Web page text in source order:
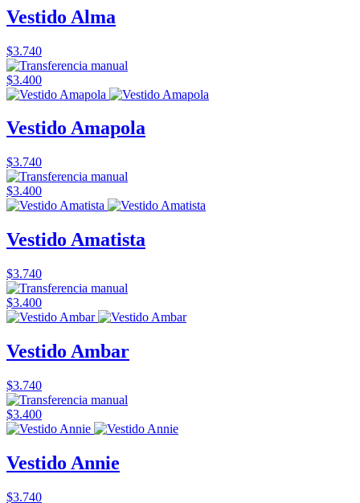
Vestido Alma
$3.740
$3.400
Vestido Amapola
$3.740
$3.400
Vestido Amatista
$3.740
$3.400
Vestido Ambar
$3.740
$3.400
Vestido Annie
$3.740